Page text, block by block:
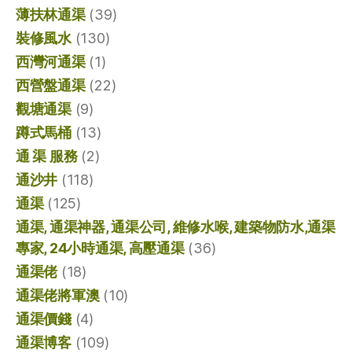
薄扶林通渠(39)
裝修風水(130)
西灣河通渠(1)
西營盤通渠(22)
觀塘通渠(9)
蹲式馬桶(13)
通 渠 服務(2)
通沙井 (118)
通渠(125)
通渠, 通渠神器, 通渠公司, 維修水喉, 建築物防水,通渠
專家, 24小時通渠, 高壓通渠(36)
通渠佬(18)
通渠佬將軍澳(10)
通渠價錢(4)
通渠博客(109)